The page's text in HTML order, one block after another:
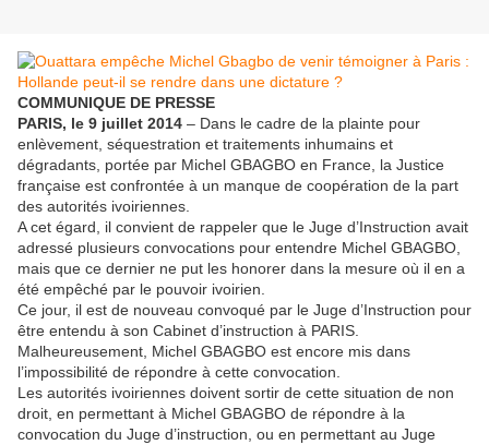
COMMUNIQUE DE PRESSE
PARIS, le 9 juillet 2014 – Dans le cadre de la plainte pour
enlèvement, séquestration et traitements inhumains et
dégradants, portée par Michel GBAGBO en France, la Justice
française est confrontée à un manque de coopération de la part
des autorités ivoiriennes.
A cet égard, il convient de rappeler que le Juge d’Instruction avait
adressé plusieurs convocations pour entendre Michel GBAGBO,
mais que ce dernier ne put les honorer dans la mesure où il en a
été empêché par le pouvoir ivoirien.
Ce jour, il est de nouveau convoqué par le Juge d’Instruction pour
être entendu à son Cabinet d’instruction à PARIS.
Malheureusement, Michel GBAGBO est encore mis dans
l’impossibilité de répondre à cette convocation.
Les autorités ivoiriennes doivent sortir de cette situation de non
droit, en permettant à Michel GBAGBO de répondre à la
convocation du Juge d’instruction, ou en permettant au Juge